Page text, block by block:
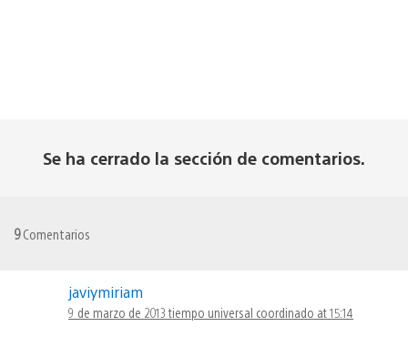
Se ha cerrado la sección de comentarios.
9Comentarios
javiymiriam
9 de marzo de 2013 tiempo universal coordinado at 15:14